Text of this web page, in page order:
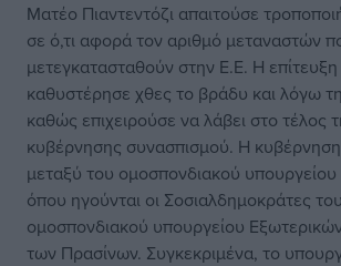
Ματέο Πιαντεντόζι απαιτούσε
σε ό,τι αφορά τον αριθμό μεταναστών
μετεγκατασταθούν στην Ε.Ε. Η
καθυστέρησε χθες το βράδυ και λόγω
καθώς επιχειρούσε να λάβει στο τέλος
κυβέρνησης συνασπισμού. Η
μεταξύ του ομοσπονδιακού
όπου ηγούνται οι Σοσιαλδημοκράτες
ομοσπονδιακού υπουργείου
των Πρασίνων. Συγκεκριμένα, το